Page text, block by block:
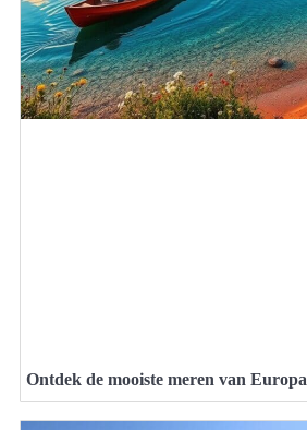
Ontdek de mooiste meren van Europa